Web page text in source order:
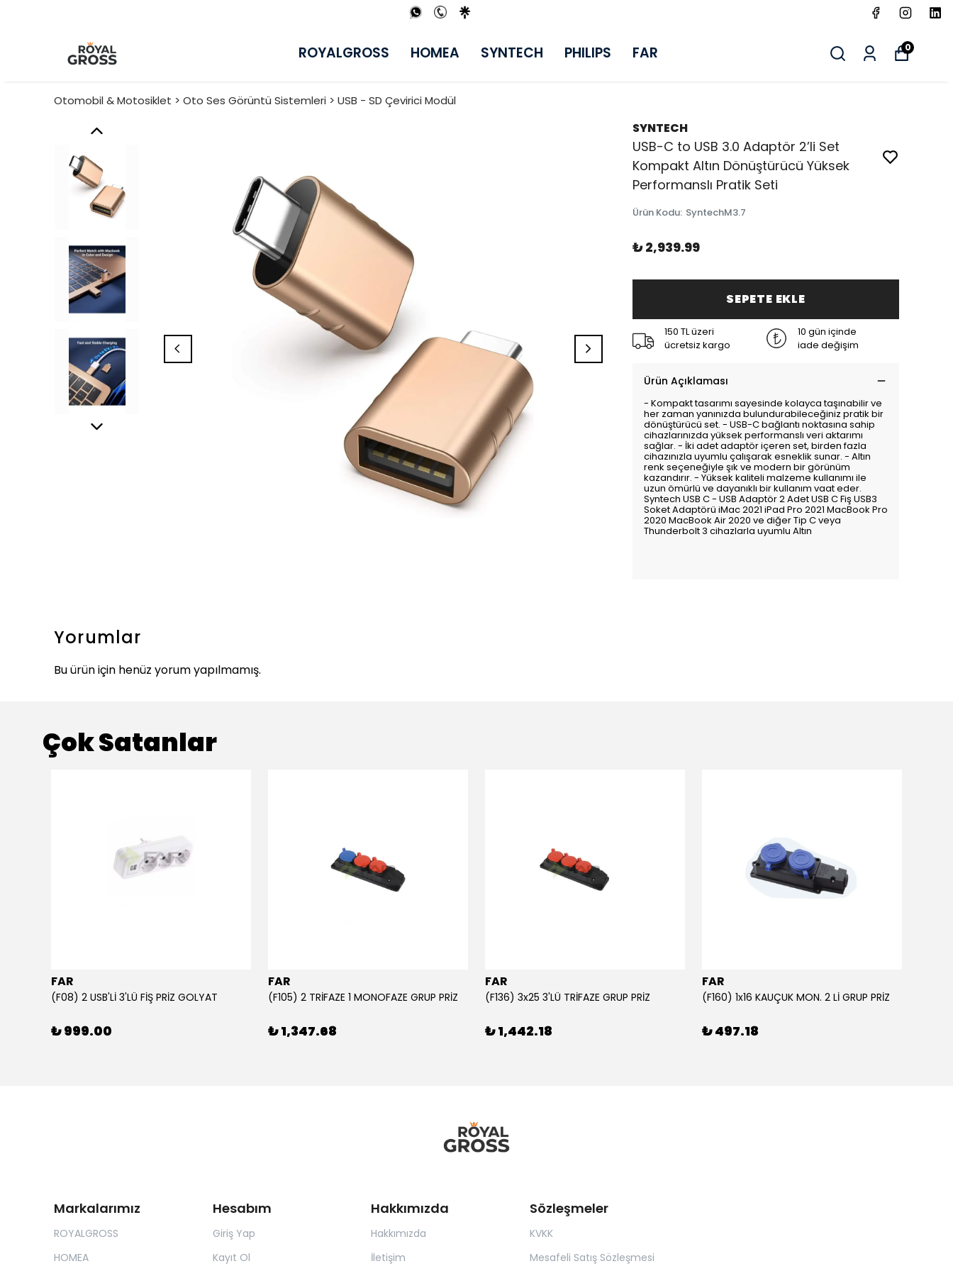
ROYALGROSS HOMEA SYNTECH PHILIPS FAR 0
Otomobil & Motosiklet > Oto Ses Görüntü Sistemleri > USB - SD Çevirici Modül
SYNTECH
USB-C to USB 3.0 Adaptör 2’li Set
Kompakt Altın Dönüştürücü Yüksek
Performanslı Pratik Seti
Ürün Kodu: SyntechM3.7
₺ 2,939.99
SEPETE EKLE
150 TL üzeri
ücretsiz kargo
10 gün içinde
iade değişim
Ürün Açıklaması
- Kompakt tasarımı sayesinde kolayca taşınabilir ve
her zaman yanınızda bulundurabileceğiniz pratik bir
dönüştürücü set. - USB-C bağlantı noktasına sahip
cihazlarınızda yüksek performanslı veri aktarımı
sağlar. - İki adet adaptör içeren set, birden fazla
cihazınızla uyumlu çalışarak esneklik sunar. - Altın
renk seçeneğiyle şık ve modern bir görünüm
kazandırır. - Yüksek kaliteli malzeme kullanımı ile
uzun ömürlü ve dayanıklı bir kullanım vaat eder.
Syntech USB C - USB Adaptör 2 Adet USB C Fiş USB3
Soket Adaptörü iMac 2021 iPad Pro 2021 MacBook Pro
2020 MacBook Air 2020 ve diğer Tip C veya
Thunderbolt 3 cihazlarla uyumlu Altın
Yorumlar
Bu ürün için henüz yorum yapılmamış.
Çok Satanlar
FAR
(F08) 2 USB'Lİ 3'LÜ FİŞ PRİZ GOLYAT
₺ 999.00
FAR
(F105) 2 TRİFAZE 1 MONOFAZE GRUP PRİZ
₺ 1,347.68
FAR
(F136) 3x25 3'LÜ TRİFAZE GRUP PRİZ
₺ 1,442.18
FAR
(F160) 1x16 KAUÇUK MON. 2 Lİ GRUP PRİZ
₺ 497.18
Markalarımız
ROYALGROSS
HOMEA
Hesabım
Giriş Yap
Kayıt Ol
Hakkımızda
Hakkımızda
İletişim
Sözleşmeler
KVKK
Mesafeli Satış Sözleşmesi